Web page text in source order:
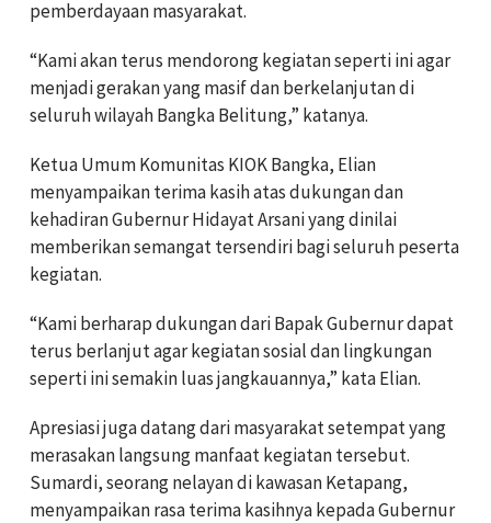
pemberdayaan masyarakat.
“Kami akan terus mendorong kegiatan seperti ini agar
menjadi gerakan yang masif dan berkelanjutan di
seluruh wilayah Bangka Belitung,” katanya.
Ketua Umum Komunitas KIOK Bangka, Elian
menyampaikan terima kasih atas dukungan dan
kehadiran Gubernur Hidayat Arsani yang dinilai
memberikan semangat tersendiri bagi seluruh peserta
kegiatan.
“Kami berharap dukungan dari Bapak Gubernur dapat
terus berlanjut agar kegiatan sosial dan lingkungan
seperti ini semakin luas jangkauannya,” kata Elian.
Apresiasi juga datang dari masyarakat setempat yang
merasakan langsung manfaat kegiatan tersebut.
Sumardi, seorang nelayan di kawasan Ketapang,
menyampaikan rasa terima kasihnya kepada Gubernur